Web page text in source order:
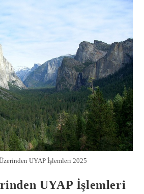
UYAP İşlemleri 2025
UYAP İşlemleri